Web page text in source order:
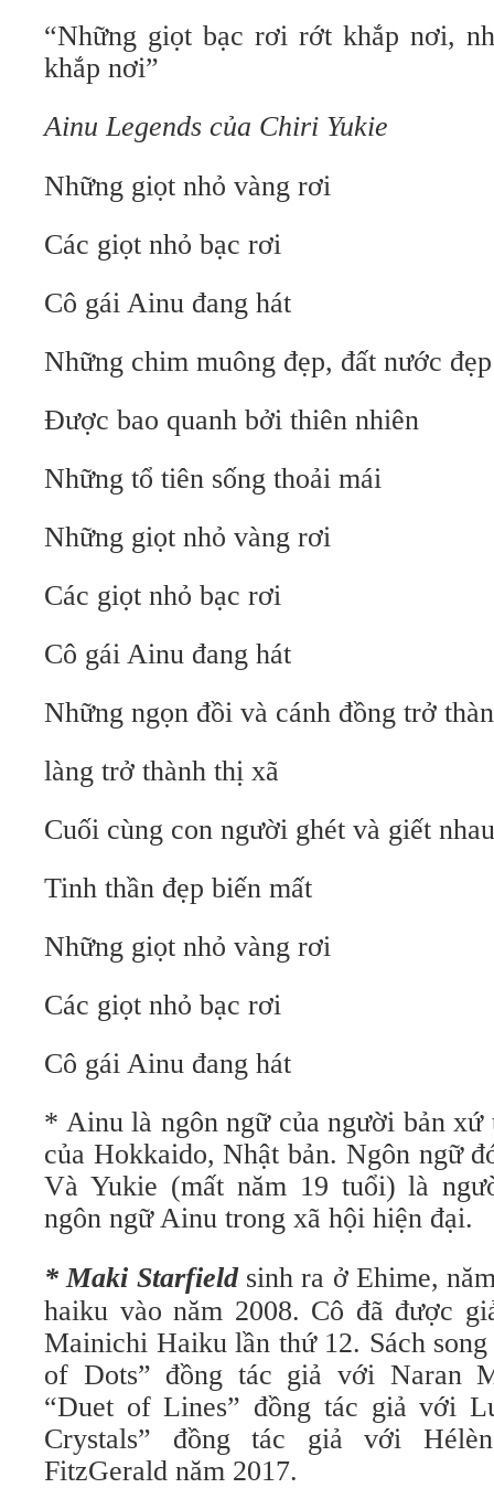
“Những giọt bạc rơi rớt khắp nơi,
khắp nơi”
Ainu Legends của Chiri Yukie
Những giọt nhỏ vàng rơi
Các giọt nhỏ bạc rơi
Cô gái Ainu đang hát
Những chim muông đẹp, đất nước đẹp
Được bao quanh bởi thiên nhiên
Những tổ tiên sống thoải mái
Những giọt nhỏ vàng rơi
Các giọt nhỏ bạc rơi
Cô gái Ainu đang hát
Những ngọn đồi và cánh đồng trở
làng trở thành thị xã
Cuối cùng con người ghét và giết nhau
Tinh thần đẹp biến mất
Những giọt nhỏ vàng rơi
Các giọt nhỏ bạc rơi
Cô gái Ainu đang hát
* Ainu là ngôn ngữ của người bản xứ
của Hokkaido, Nhật bản. Ngôn ngữ
Và Yukie (mất năm 19 tuổi) là
ngôn ngữ Ainu trong xã hội hiện đại.
* Maki Starfield sinh ra ở Ehime,
haiku vào năm 2008. Cô đã được
Main­ichi Haiku lần thứ 12. Sách
of Dots” đồng tác giả với Naran
“Duet of Lines” đồng tác giả với
Crystals” đồng tác giả với
FitzGerald năm 2017.